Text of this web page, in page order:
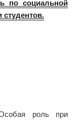
по социальной
роль при